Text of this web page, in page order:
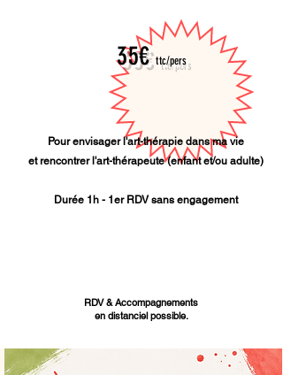
35€ttc/pers
Pour envisager l'art-thérapie dans ma vie
et rencontrer l'art-thérapeute (enfant et/ou adulte)
Durée 1h - 1er RDV sans engagement
RDV & Accompagnements
en distanciel possible.